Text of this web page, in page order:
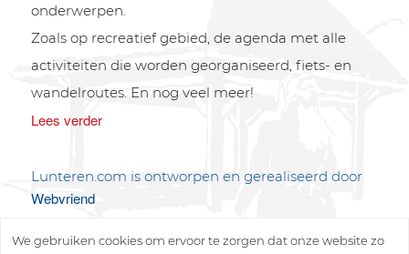
onderwerpen.
Zoals op recreatief gebied, de agenda met alle
activiteiten die worden georganiseerd, fiets- en
wandelroutes. En nog veel meer!
Lees verder
Lunteren.com is ontworpen en gerealiseerd door
Webvriend
We gebruiken cookies om ervoor te zorgen dat onze website zo